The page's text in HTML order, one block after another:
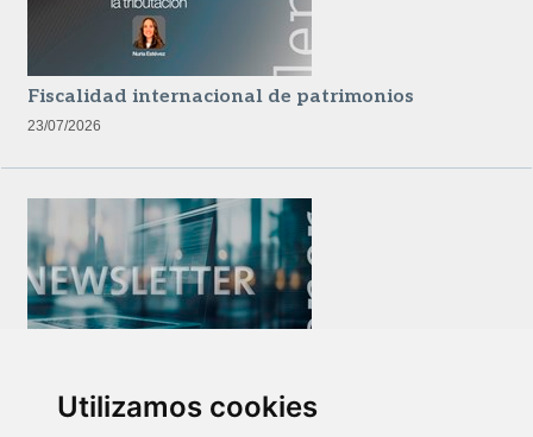
Utilizamos cookies
Fiscalidad internacional de patrimonios
23/07/2026
14/07/2026